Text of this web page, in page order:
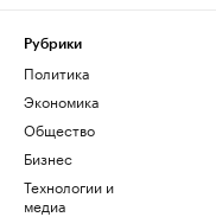
Рубрики
Политика
Экономика
Общество
Бизнес
Технологии и
медиа